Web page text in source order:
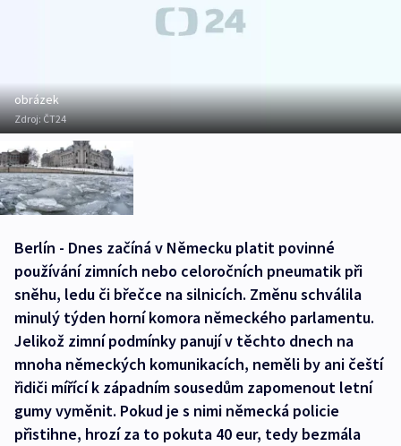
obrázek
Zdroj:ČT24
Berlín - Dnes začíná v Německu platit povinné
používání zimních nebo celoročních pneumatik při
sněhu, ledu či břečce na silnicích. Změnu schválila
minulý týden horní komora německého parlamentu.
Jelikož zimní podmínky panují v těchto dnech na
mnoha německých komunikacích, neměli by ani čeští
řidiči mířící k západním sousedům zapomenout letní
gumy vyměnit. Pokud je s nimi německá policie
přistihne, hrozí za to pokuta 40 eur, tedy bezmála